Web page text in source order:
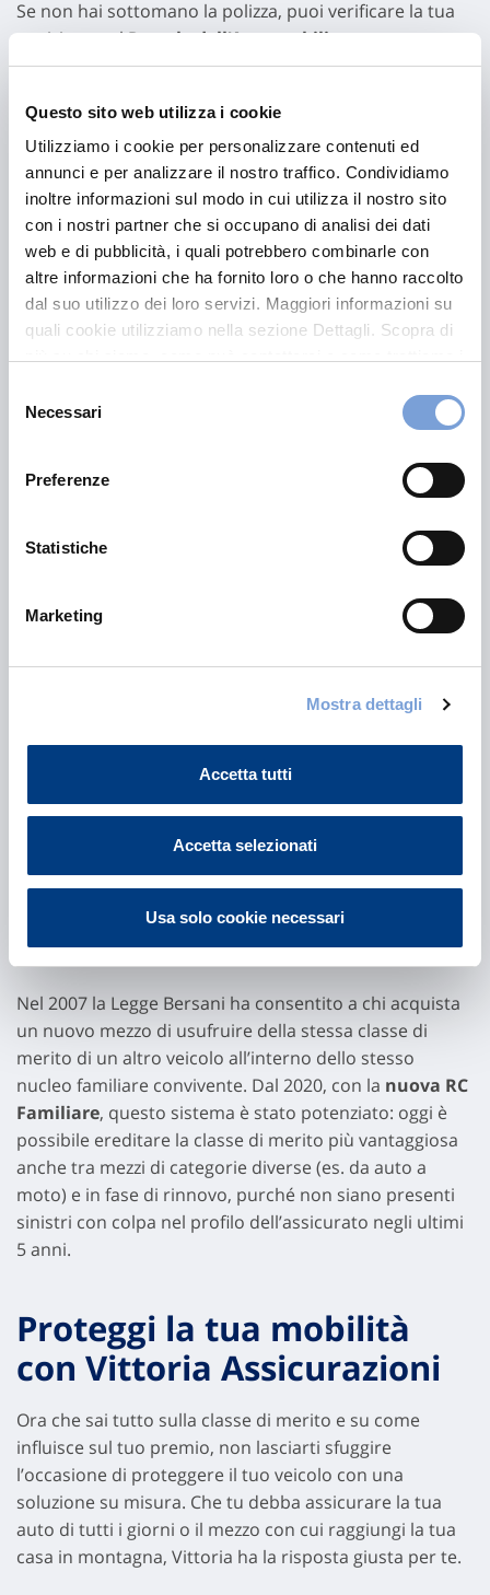
Questo sito web utilizza i cookie
Utilizziamo i cookie per personalizzare contenuti ed
annunci e per analizzare il nostro traffico. Condividiamo
inoltre informazioni sul modo in cui utilizza il nostro sito
con i nostri partner che si occupano di analisi dei dati
web e di pubblicità, i quali potrebbero combinarle con
altre informazioni che ha fornito loro o che hanno raccolto
dal suo utilizzo dei loro servizi. Maggiori informazioni su
quali cookie utilizziamo nella sezione Dettagli. Scopra di
può trovare nel footer del sito nella sezione "Informativa
delNecessari
Preferenze
Statistiche
Marketing
Mostra dettagli
Accetta tutti
Accetta selezionati
Usa solo cookie necessari
Se non hai sottomano la polizza, puoi verificare la tua
posizione sulPortale dell’Automobilista:
Accedi al sito ufficiale o all’App “iPatente”.
Entra nell’area riservata tramite SPID o CIE.
Seleziona la sezione dedicata ai veicoli per
visualizzare i dati della tua copertura e la classe
registrata.
Come si calcola la classe di
merito
In base al proprio livello di partenza, la propria classe
di merito può variare nel tempo. In linea di massima si
senza aver causato sinistri. In caso di incidente con
responsabilità superiore al 50%, si scende invece di
Hai scoperto la tua classe di merito e vuoi risparmiare?
Conoscere la tua posizione è il primo passo per
Assicurazioni e richiedi un preventivo personalizzato
rivolgendoti a un Agente, che saprà guidarti nella scelta
più adatta alle tue esigenze e ai vantaggi riservati ai
Cosa cambia con la Legge
Bersani e la RC Familiare?
Nel 2007 la Legge Bersani ha consentito a chi acquista
un nuovo mezzo di usufruire della stessa classe di
merito di un altro veicolo all’interno dello stesso
nucleo familiare convivente. Dal 2020, con la nuova RC
Familiare, questo sistema è stato potenziato: oggi è
possibile ereditare la classe di merito più vantaggiosa
anche tra mezzi di categorie diverse (es. da auto a
moto) e in fase di rinnovo, purché non siano presenti
sinistri con colpa nel profilo dell’assicurato negli ultimi
5 anni.
Proteggi la tua mobilità
con Vittoria Assicurazioni
Ora che sai tutto sulla classe di merito e su come
influisce sul tuo premio, non lasciarti sfuggire
l’occasione di proteggere il tuo veicolo con una
soluzione su misura. Che tu debba assicurare la tua
auto di tutti i giorni o il mezzo con cui raggiungi la tua
casa in montagna, Vittoria ha la risposta giusta per te.